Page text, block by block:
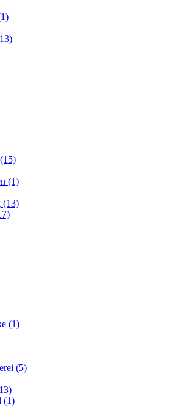
(15)
(1)
(13)
(1)
(5)
(1)